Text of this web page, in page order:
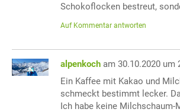
Schokoflocken bestreut,
Auf Kommentar antworten
alpenkoch am 30.10.2020 um
Ein Kaffee mit Kakao und
schmeckt bestimmt lecker.
Ich habe keine Milchschaum-